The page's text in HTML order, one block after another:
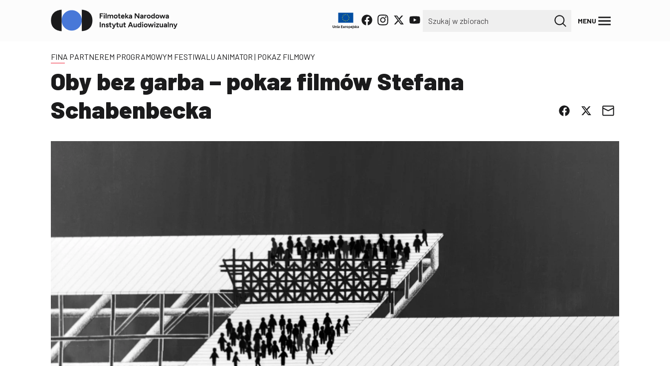
MENU
FINA PARTNEREM PROGRAMOWYM FESTIWALU ANIMATOR | POKAZ FILMOWY
Oby bez garba – pokaz filmów Stefana
Schabenbecka